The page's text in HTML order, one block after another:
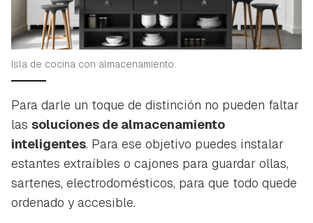
Isla de cocina con almacenamiento.
Para darle un toque de distinción no pueden faltar
las soluciones de almacenamiento
inteligentes. Para ese objetivo puedes instalar
estantes extraíbles o cajones para guardar ollas,
sartenes, electrodomésticos, para que todo quede
ordenado y accesible.